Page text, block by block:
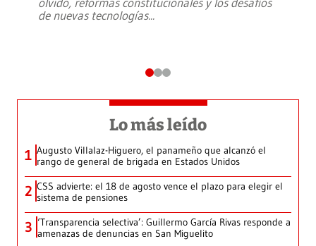
de nuevas tecnologías...
Lo más leído
1 Augusto Villalaz-Higuero, el panameño que alcanzó el
rango de general de brigada en Estados Unidos
2 CSS advierte: el 18 de agosto vence el plazo para elegir el
sistema de pensiones
3 ‘Transparencia selectiva’: Guillermo García Rivas responde a
amenazas de denuncias en San Miguelito